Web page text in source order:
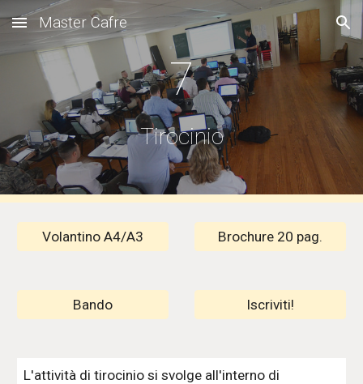
Skip to main content Skip to navigation
Master Cafre
7
Tirocinio
Volantino A4/A3 Brochure 20 pag.
Bando Iscriviti!
L'attività di tirocinio si svolge all'interno di